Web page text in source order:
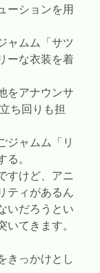
ーションを用
ャムム「サツ
ーな衣装を着
をアナウンサ
ち回りも担
ジャムム「リ
。
すけど、アニ
ティがあるん
いだろうとい
てきます。
きっかけとし